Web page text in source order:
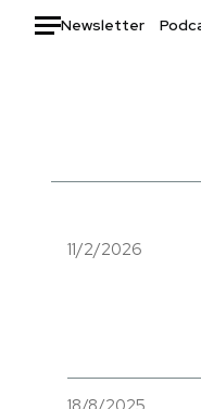
Newsletter
Italia
Politica
Economia
11/2/2026